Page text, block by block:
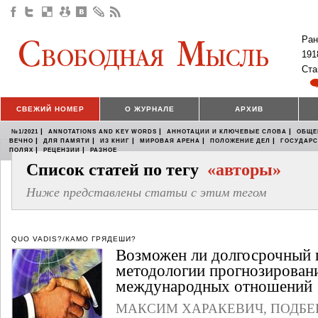
СВЕЖИЙ НОМЕР О ЖУРНАЛЕ АРХИВ
№1/2021 | ANNOTATIONS AND KEY WORDS | АННОТАЦИИ И КЛЮЧЕВЫЕ СЛОВА |
ВЕЧНО | ДЛЯ ПАМЯТИ | ИЗ КНИГ | МИРОВАЯ АРЕНА | ПОЛОЖЕНИЕ ДЕЛ |
ПОЛЯХ | РЕЦЕНЗИИ | РАЗНОЕ
Список статей по тегу «авторы»
Ниже представлены статьи с этим тегом
QUO VADIS?/КАМО ГРЯДЕШИ?
Возможен ли долгосрочный
методологии
международных отношений
МАКСИМ ХАРАКЕВИЧ,